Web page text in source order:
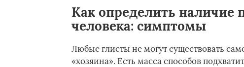
Как определить наличие
человека: симптомы
Любые глисты не могут существовать
«хозяина». Есть масса способов